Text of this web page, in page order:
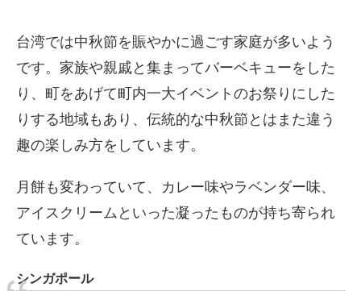
台湾では中秋節を賑やかに過ごす家庭が多いよう
です。家族や親戚と集まってバーベキューをした
り、町をあげて町内一大イベントのお祭りにした
りする地域もあり、伝統的な中秋節とはまた違う
趣の楽しみ方をしています。
月餅も変わっていて、カレー味やラベンダー味、
アイスクリームといった凝ったものが持ち寄られ
ています。
シンガポール